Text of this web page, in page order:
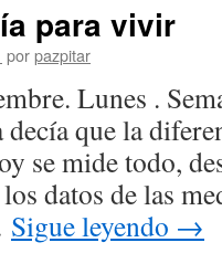
para vivir
porpazpitar
Lunes .
que la
se mide todo,
datos de las
Sigue leyendo →